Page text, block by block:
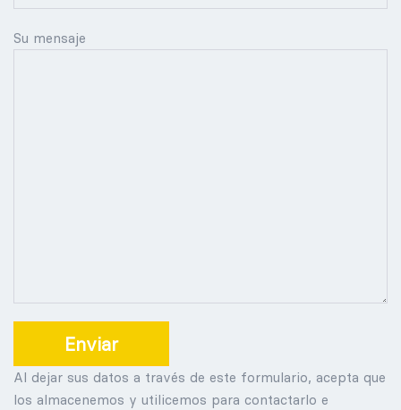
Su mensaje
Al dejar sus datos a través de este formulario, acepta que
los almacenemos y utilicemos para contactarlo e